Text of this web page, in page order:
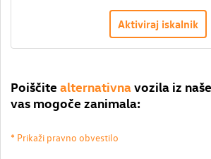
Aktiviraj iskalnik
Poiščite alternativnavozila iz
vas mogoče zanimala:
* Prikaži pravno obvestilo